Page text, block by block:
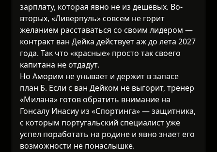
зарплату, которая явно не из дешёвых. Во-
вторых, «Ливерпуль» совсем не горит
желанием расставаться со своим лидером —
контракт ван Дейка действует аж до лета 2027
года. Так что «красные» просто так своего
капитана не отдадут.
Но Аморим не унывает и держит в запасе
план Б. Если с ван Дейком не выгорит, тренер
«Милана» готов обратить внимание на
Гонсалу Инасиу из «Спортинга» — защитника,
с которым португальский специалист уже
успел поработать на родине и явно знает его
возможности не понаслышке.